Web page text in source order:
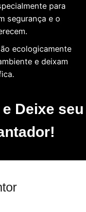
para
segurança e o
ecologicamente
e deixam
Deixe seu